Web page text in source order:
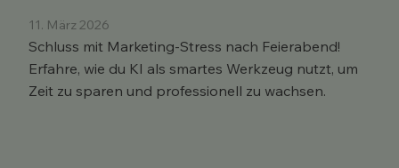
11. März 2026
Schluss mit Marketing-Stress nach Feierabend!
Erfahre, wie du KI als smartes Werkzeug nutzt, um
Zeit zu sparen und professionell zu wachsen.